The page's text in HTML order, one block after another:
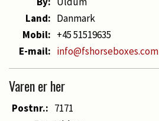
Land: Danmark
Mobil: +45 51519635
E-mail: info@fshorseboxes.com
Varen er her
Postnr.: 7171